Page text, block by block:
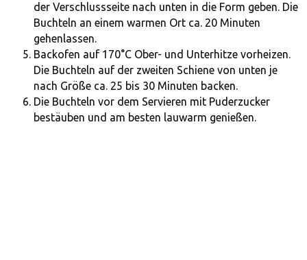
der Verschlussseite nach unten in die Form geben. Die
Buchteln an einem warmen Ort ca. 20 Minuten
gehenlassen.
Backofen auf 170°C Ober- und Unterhitze vorheizen.
Die Buchteln auf der zweiten Schiene von unten je
nach Größe ca. 25 bis 30 Minuten backen.
Die Buchteln vor dem Servieren mit Puderzucker
bestäuben und am besten lauwarm genießen.